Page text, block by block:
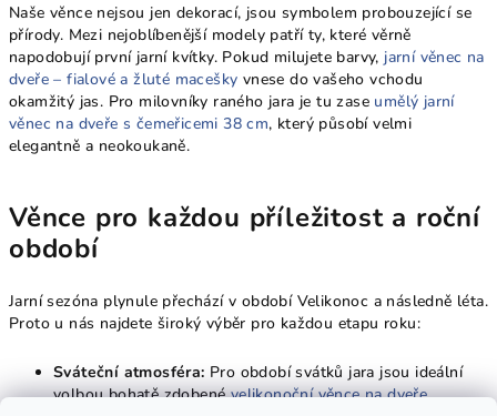
Naše věnce nejsou jen dekorací, jsou symbolem probouzející se
přírody. Mezi nejoblíbenější modely patří ty, které věrně
napodobují první jarní kvítky. Pokud milujete barvy, jarní věnec na
dveře – fialové a žluté macešky vnese do vašeho vchodu
okamžitý jas. Pro milovníky raného jara je tu zase umělý jarní
věnec na dveře s čemeřicemi 38 cm, který působí velmi
elegantně a neokoukaně.
Věnce pro každou příležitost a roční
období
Jarní sezóna plynule přechází v období Velikonoc a následně léta.
Proto u nás najdete široký výběr pro každou etapu roku:
Sváteční atmosféra: Pro období svátků jara jsou ideální
volbou bohatě zdobenévelikonoční věnce na dveře.